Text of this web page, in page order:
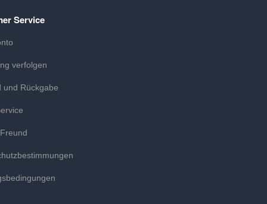
Service
verfolgen
und Rückgabe